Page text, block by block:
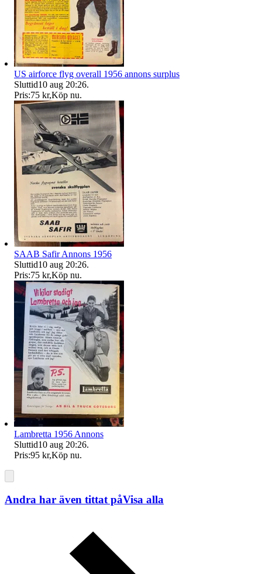
US airforce flyg overall 1956 annons surplus
Sluttid10 aug 20:26.
Pris:75 kr,Köp nu.
SAAB Safir Annons 1956
Sluttid10 aug 20:26.
Pris:75 kr,Köp nu.
Lambretta 1956 Annons
Sluttid10 aug 20:26.
Pris:95 kr,Köp nu.
Andra har även tittat påVisa alla